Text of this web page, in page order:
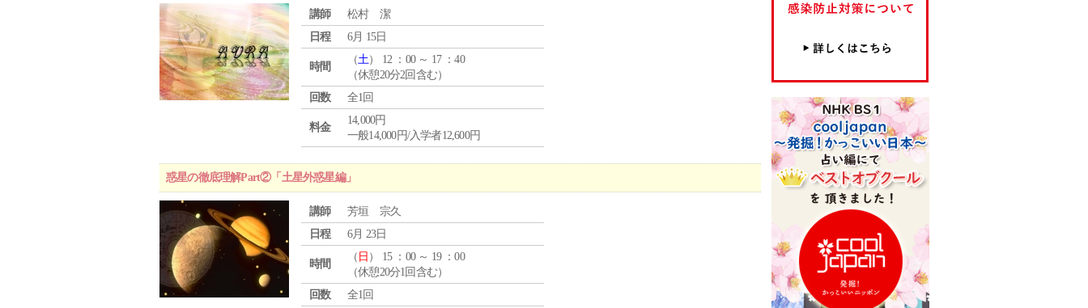
講師
松村 潔
日程
6月 15日
時間
（土） 12 ：00 ～ 17 ：40
（休憩20分2回含む）
回数
全1回
料金
14,000円
一般14,000円/入学者12,600円
惑星の徹底理解Part②「土星外惑星編」
講師
芳垣 宗久
日程
6月 23日
時間
（ 日 ） 15 ：00 ～ 19 ：00
（休憩20分1回含む）
回数
全1回